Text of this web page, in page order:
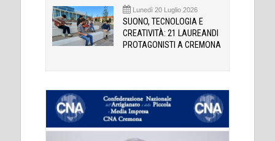
Lunedì 20 Luglio 2026
SUONO, TECNOLOGIA E
CREATIVITÀ: 21 LAUREANDI
PROTAGONISTI A CREMONA